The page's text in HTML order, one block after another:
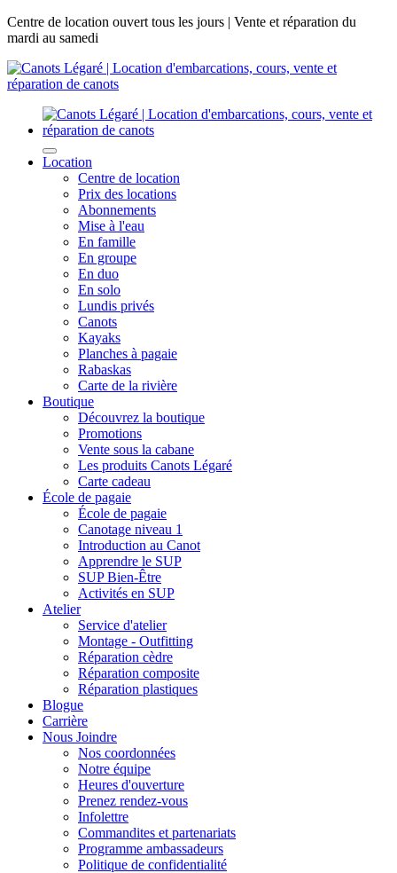
Centre de location ouvert tous les jours | Vente et réparation du
mardi au samedi
Location
Centre de location
Prix des locations
Abonnements
Mise à l'eau
En famille
En groupe
En duo
En solo
Lundis privés
Canots
Kayaks
Planches à pagaie
Rabaskas
Carte de la rivière
Boutique
Découvrez la boutique
Promotions
Vente sous la cabane
Les produits Canots Légaré
Carte cadeau
École de pagaie
École de pagaie
Canotage niveau 1
Introduction au Canot
Apprendre le SUP
SUP Bien-Être
Activités en SUP
Atelier
Service d'atelier
Montage - Outfitting
Réparation cèdre
Réparation composite
Réparation plastiques
Blogue
Carrière
Nous Joindre
Nos coordonnées
Notre équipe
Heures d'ouverture
Prenez rendez-vous
Infolettre
Commandites et partenariats
Programme ambassadeurs
Politique de confidentialité